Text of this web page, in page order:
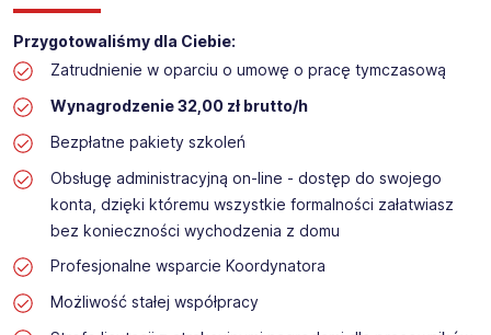
Przygotowaliśmy dla Ciebie:
Zatrudnienie w oparciu o umowę o pracę tymczasową
Wynagrodzenie 32,00 zł brutto/h
Bezpłatne pakiety szkoleń
Obsługę administracyjną on-line - dostęp do swojego
konta, dzięki któremu wszystkie formalności załatwiasz
bez konieczności wychodzenia z domu
Profesjonalne wsparcie Koordynatora
Możliwość stałej współpracy